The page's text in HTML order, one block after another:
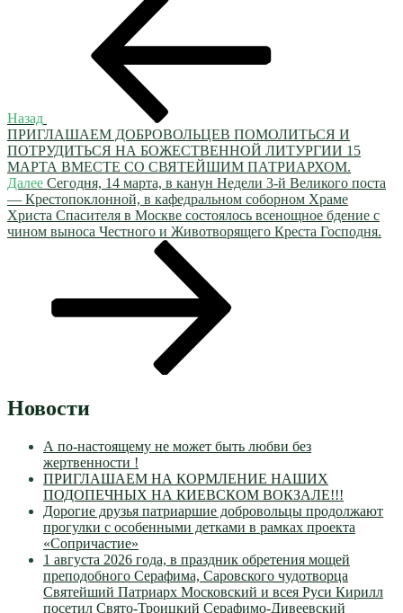
Назад
ПРИГЛАШАЕМ ДОБРОВОЛЬЦЕВ ПОМОЛИТЬСЯ И
ПОТРУДИТЬСЯ НА БОЖЕСТВЕННОЙ ЛИТУРГИИ 15
МАРТА ВМЕСТЕ СО СВЯТЕЙШИМ ПАТРИАРХОМ.
Следующая
запись
Далее Сегодня, 14 марта, в канун Недели 3-й Великого поста
— Крестопоклонной, в кафедральном соборном Храме
Христа Спасителя в Москве состоялось всенощное бдение с
чином выноса Честного и Животворящего Креста Господня.
Новости
А по-настоящему не может быть любви без
жертвенности !
ПРИГЛАШАЕМ НА КОРМЛЕНИЕ НАШИХ
ПОДОПЕЧНЫХ НА КИЕВСКОМ ВОКЗАЛЕ!!!
Дорогие друзья патриаршие добровольцы продолжают
прогулки с особенными детками в рамках проекта
«Сопричастие»
1 августа 2026 года, в праздник обретения мощей
преподобного Серафима, Саровского чудотворца
Святейший Патриарх Московский и всея Руси Кирилл
посетил Свято-Троицкий Серафимо-Дивеевский